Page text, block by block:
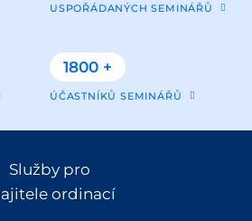
USPOŘÁDANÝCH SEMINÁŘŮ
1800 +
ÚČASTNÍKŮ SEMINÁŘŮ
Služby pro
ordinací